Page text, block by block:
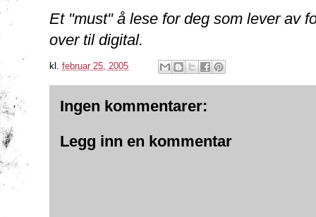
Et "must" å lese for deg som lever av
over til digital.
kl. februar 25, 2005
Ingen kommentarer:
Legg inn en kommentar